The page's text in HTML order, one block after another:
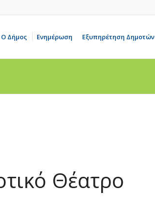
Ο Δήμος Ενημέρωση Εξυπηρέτηση Δημοτών
Θέατρο